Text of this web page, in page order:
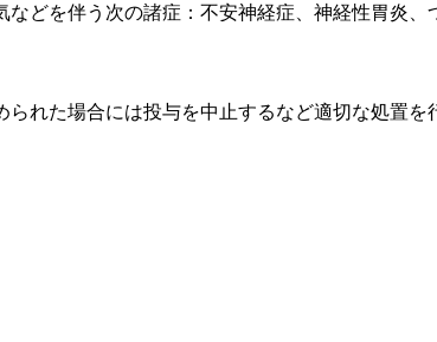
どを伴う次の諸症：不安神経症、神経性胃炎、
れた場合には投与を中止するなど適切な処置を